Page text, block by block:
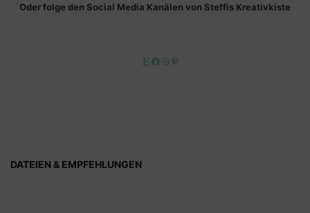
Oder folge den Social Media Kanälen von Steffis Kreativkiste
EtsyFacebook
Instagram
DATEIEN & EMPFEHLUNGEN